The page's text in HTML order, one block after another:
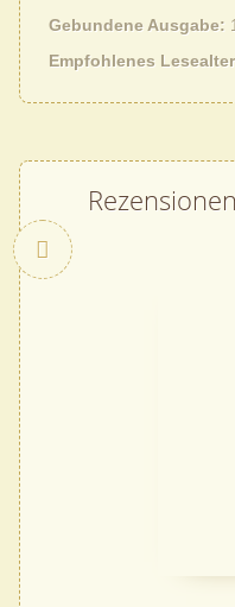
Gebundene Ausgabe
Empfohlenes Lesealter